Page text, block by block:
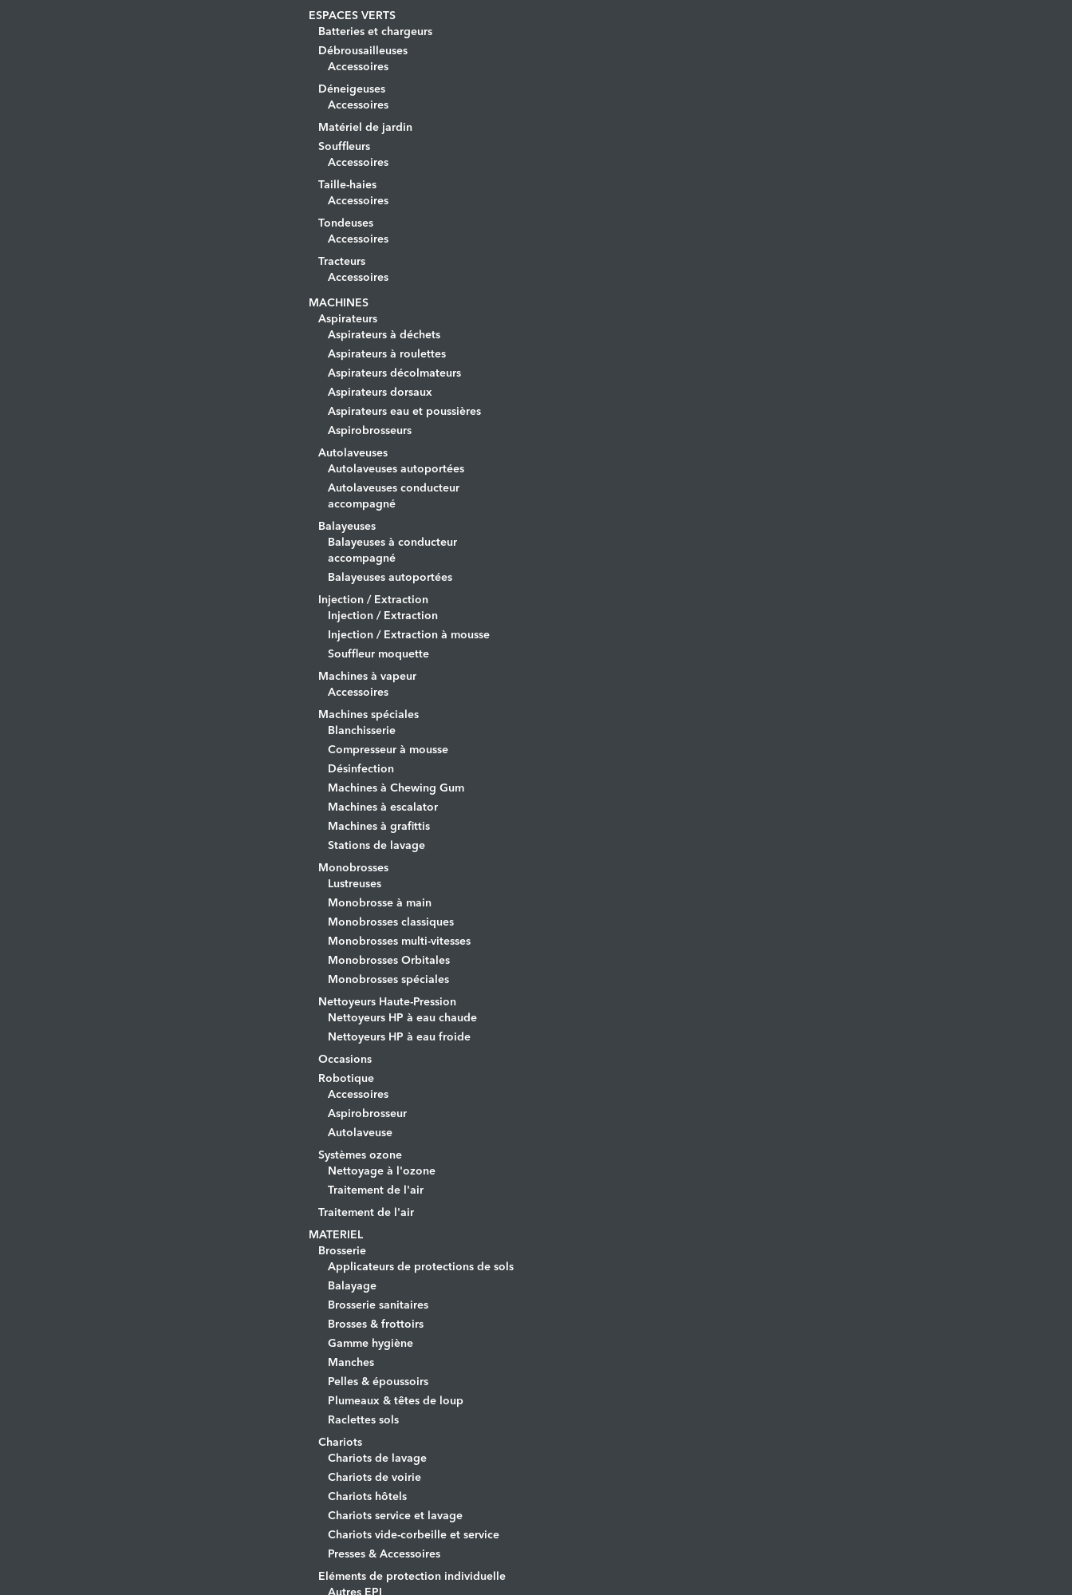
ESPACES VERTS
Batteries et chargeurs
Débrousailleuses
Accessoires
Déneigeuses
Accessoires
Matériel de jardin
Souffleurs
Accessoires
Taille-haies
Accessoires
Tondeuses
Accessoires
Tracteurs
Accessoires
MACHINES
Aspirateurs
Aspirateurs à déchets
Aspirateurs à roulettes
Aspirateurs décolmateurs
Aspirateurs dorsaux
Aspirateurs eau et poussières
Aspirobrosseurs
Autolaveuses
Autolaveuses autoportées
Autolaveuses conducteur
accompagné
Balayeuses
Balayeuses à conducteur
accompagné
Balayeuses autoportées
Injection / Extraction
Injection / Extraction
Injection / Extraction à mousse
Souffleur moquette
Machines à vapeur
Accessoires
Machines spéciales
Blanchisserie
Compresseur à mousse
Désinfection
Machines à Chewing Gum
Machines à escalator
Machines à grafittis
Stations de lavage
Monobrosses
Lustreuses
Monobrosse à main
Monobrosses classiques
Monobrosses multi-vitesses
Monobrosses Orbitales
Monobrosses spéciales
Nettoyeurs Haute-Pression
Nettoyeurs HP à eau chaude
Nettoyeurs HP à eau froide
Occasions
Robotique
Accessoires
Aspirobrosseur
Autolaveuse
Systèmes ozone
Nettoyage à l'ozone
Traitement de l'air
Traitement de l'air
MATERIEL
Brosserie
Applicateurs de protections de sols
Balayage
Brosserie sanitaires
Brosses & frottoirs
Gamme hygiène
Manches
Pelles & époussoirs
Plumeaux & têtes de loup
Raclettes sols
Chariots
Chariots de lavage
Chariots de voirie
Chariots hôtels
Chariots service et lavage
Chariots vide-corbeille et service
Presses & Accessoires
Eléments de protection individuelle
Autres EPI